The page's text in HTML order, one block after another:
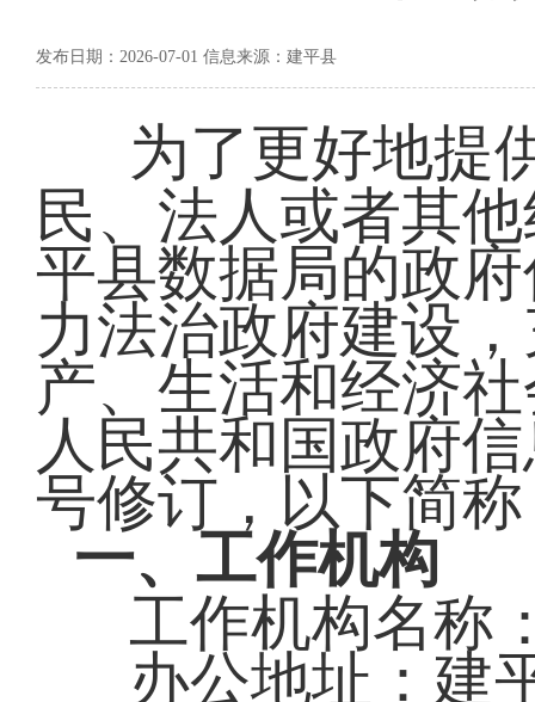
发布日期：2026-07-01 信息来源：建平县
为了更好地提
民、法人或者其
平县数据局的政
力法治政府建设
产、生活和经济
人民共和国政府
号修订，以下简
一、工作机构
工作机构名称
办公地址：建